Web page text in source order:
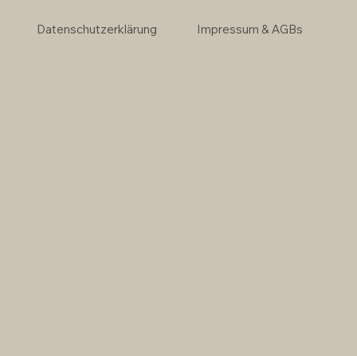
Datenschutzerklärung Impressum & AGBs